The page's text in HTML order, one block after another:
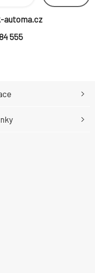
automa.cz
555